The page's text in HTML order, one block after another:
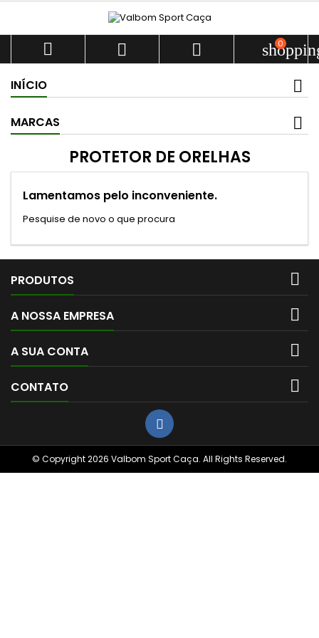
   0
INÍCIO
MARCAS
PROTETOR DE ORELHAS
Lamentamos pelo inconveniente.
Pesquise de novo o que procura
PRODUTOS 
A NOSSA EMPRESA 
A SUA CONTA 
CONTATO 
© Copyright 2026 Valbom Sport Caça. All Rights Reserved.